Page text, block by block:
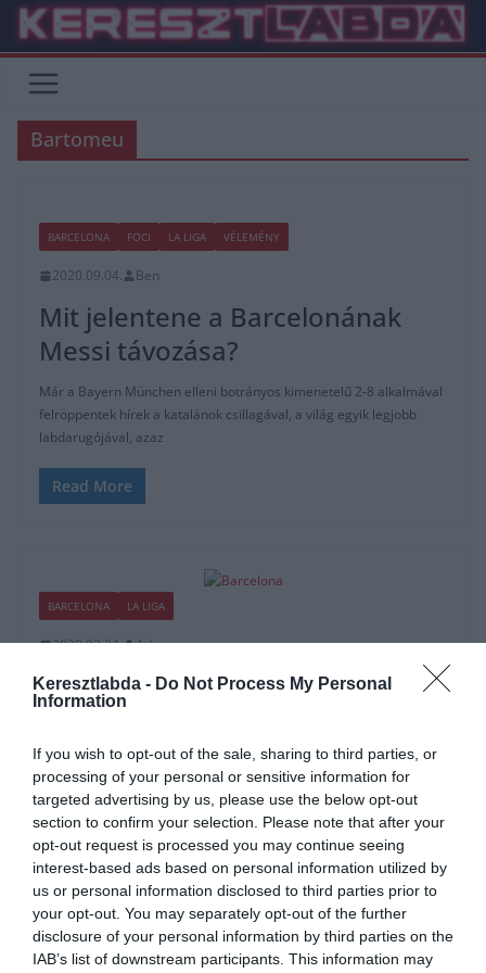
Keresztlabda - Do Not Process My Personal
Information
If you wish to opt-out of the sale, sharing to third parties, or
processing of your personal or sensitive information for
targeted advertising by us, please use the below opt-out
section to confirm your selection. Please note that after your
opt-out request is processed you may continue seeing
interest-based ads based on personal information utilized by
us or personal information disclosed to third parties prior to
your opt-out. You may separately opt-out of the further
disclosure of your personal information by third parties on the
IAB’s list of downstream participants. This information may
Skip
content
Bartomeu
BARCELONA FOCI LA LIGA VÉLEMÉNY
2020.09.04. Ben
Mit jelentene a Barcelonának
Messi távozása?
Már a Bayern München elleni botrányos kimenetelű 2-8 alkalmával
felröppentek hírek a katalánok csillagával, a világ egyik legjobb
labdarugójával, azaz
Read More
BARCELONA LA LIGA
2020.02.24. Adam
Barcelona: az elnök nem mond
le, pedig az orra alatt lógó Real
Madrid címert se veszi észre
Továbbra sincs nyugalom az FC Barcelona vezetésében. Miközben
a múlt héten már biztosnak tűnt, hogy sikerül lemondani az elnököt,
ez mostanra megint máshogy néz ki.
Read More